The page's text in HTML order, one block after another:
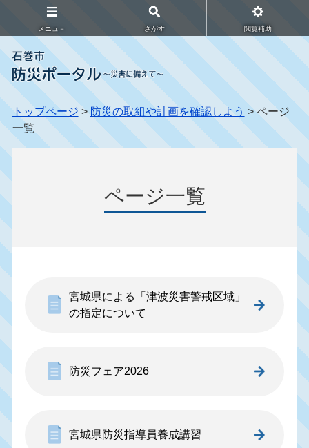
メニュ－ さがす 閲覧補助
トップページ > 防災の取組や計画を確認しよう > ページ
一覧
ページ一覧
宮城県による「津波災害警戒区域」
の指定について
防災フェア2026
宮城県防災指導員養成講習